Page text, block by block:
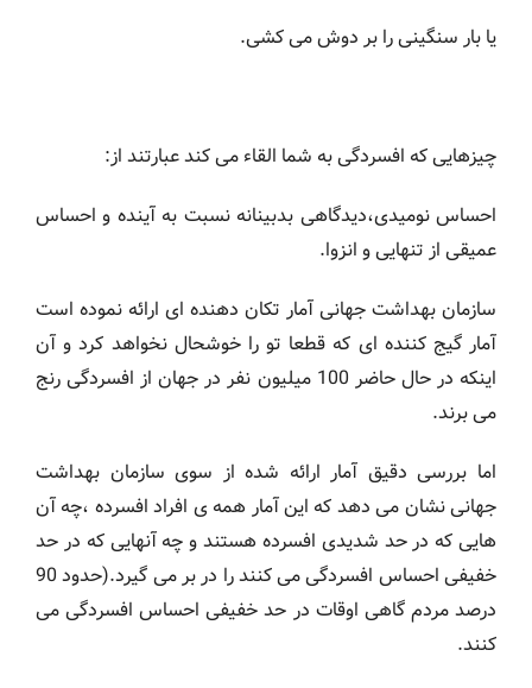
یا بار سنگینی را بر دوش می کشی.
چیزهایی که افسردگی به شما القاء می کند عبارتند از:
احساس نومیدی،دیدگاهی بدبینانه نسبت به آینده و احساس
عمیقی از تنهایی و انزوا.
سازمان بهداشت جهانی آمار تکان دهنده ای ارائه نموده است
آمار گیج کننده ای که قطعا تو را خوشحال نخواهد کرد و آن
اینکه در حال حاضر 100 میلیون نفر در جهان از افسردگی رنج
می برند.
اما بررسی دقیق آمار ارائه شده از سوی سازمان بهداشت
جهانی نشان می دهد که این آمار همه ی افراد افسرده ،چه آن
هایی که در حد شدیدی افسرده هستند و چه آنهایی که در حد
خفیفی احساس افسردگی می کنند را در بر می گیرد.(حدود 90
درصد مردم گاهی اوقات در حد خفیفی احساس افسردگی می
کنند.